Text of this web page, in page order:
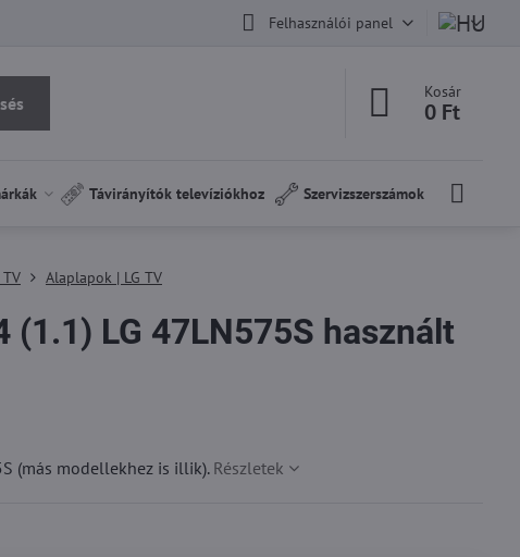
Felhasználói panel
Kosár
0 Ft
Távirányítók televíziókhoz Szervizszerszámok
Alaplapok | LG TV
(1.1) LG 47LN575S használt
(más modellekhez is illik). Részletek